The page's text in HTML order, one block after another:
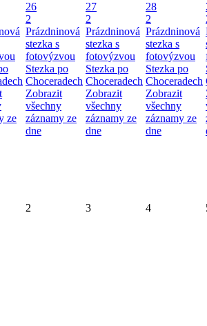
ze
26
2
Prázdninová
stezka s
fotovýzvou
Stezka po
Choceradech
Zobrazit
všechny
záznamy ze
dne
27
2
Prázdninová
stezka s
fotovýzvou
Stezka po
Choceradech
Zobrazit
všechny
záznamy ze
dne
28
2
Prázdninová
stezka s
fotovýzvou
Stezka po
Choceradech
Zobrazit
všechny
záznamy ze
dne
2 3 4